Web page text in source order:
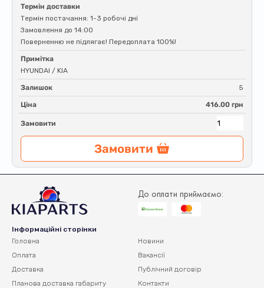
Термін доставки
Термін постачання: 1-3 робочі дні
Замовлення до 14:00
Поверненню не підлягає! Передоплата 100%!
Примітка
HYUNDAI / KIA
Залишок 5
Ціна 416.00 грн
Замовити
Замовити
До оплати приймаємо:
Інформаційні сторінки
Головна
Оплата
Доставка
Планова доставка габариту
Новини
Вакансії
Публічний договір
Контакти